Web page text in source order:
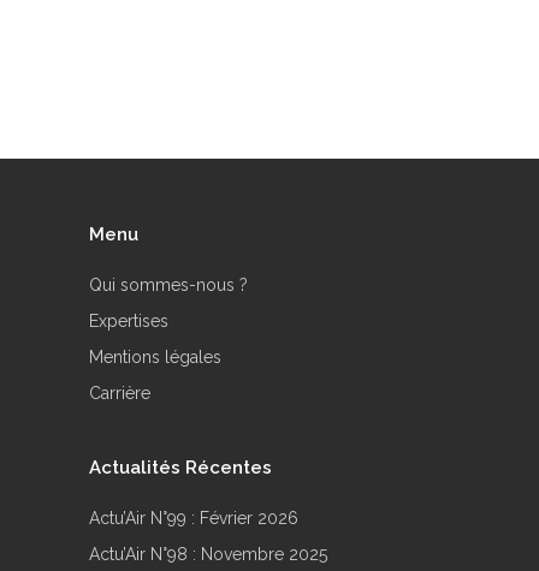
Menu
Qui sommes-nous ?
Expertises
Mentions légales
Carrière
Actualités Récentes
Actu’Air N°99 : Février 2026
Actu’Air N°98 : Novembre 2025